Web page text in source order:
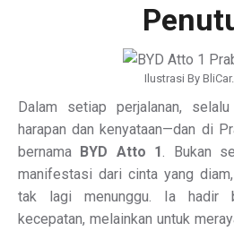
Ilustrasi By
Dalam setiap perjalanan,
harapan dan kenyataan—dan di
bernama BYD Atto 1
. Bukan
manifestasi dari cinta yang
tak lagi menunggu. Ia hadir
kecepatan, melainkan untuk